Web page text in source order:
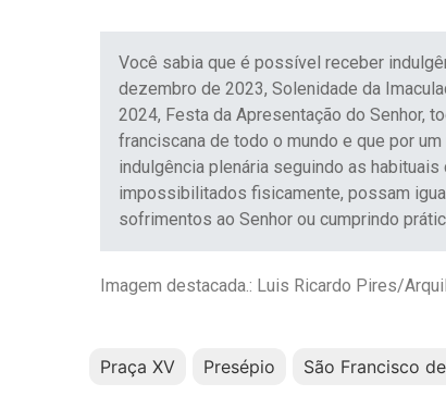
Você sabia que é possível receber
dezembro de 2023, Solenidade da
2024, Festa da Apresentação do Senhor,
franciscana de todo o mundo e que por
indulgência plenária seguindo as
impossibilitados fisicamente, possam
sofrimentos ao Senhor ou cumprindo
Imagem destacada.: Luis Ricardo Pires/
Praça XV Presépio São Francisco